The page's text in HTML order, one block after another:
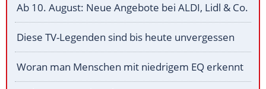
Ab 10. August: Neue Angebote bei ALDI, Lidl & Co.
Diese TV-Legenden sind bis heute unvergessen
Woran man Menschen mit niedrigem EQ erkennt